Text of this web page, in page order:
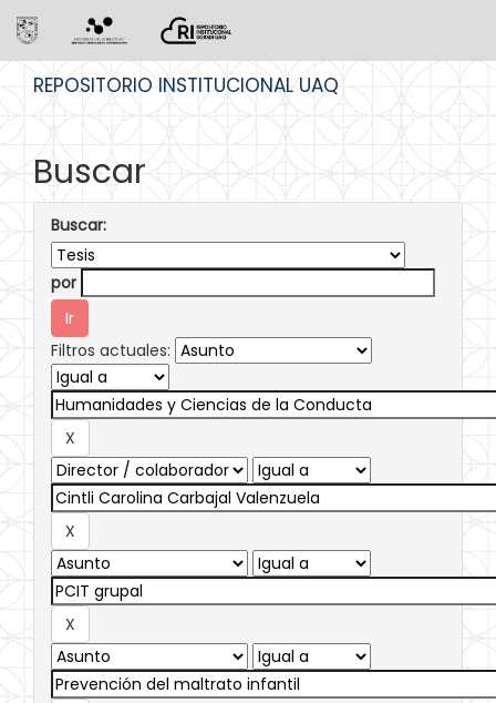
REPOSITORIO INSTITUCIONAL UAQ
Buscar
Buscar:
por
Filtros actuales: